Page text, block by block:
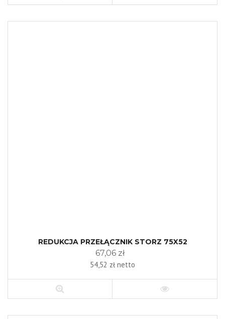
REDUKCJA PRZEŁĄCZNIK STORZ 75X52
67,06 zł
54,52 zł netto